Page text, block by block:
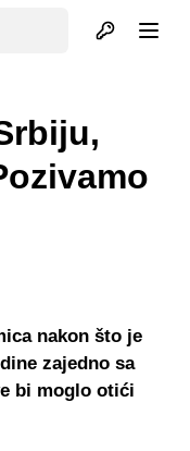
Otvori profil
nakon što je
zajedno sa
bi moglo otići